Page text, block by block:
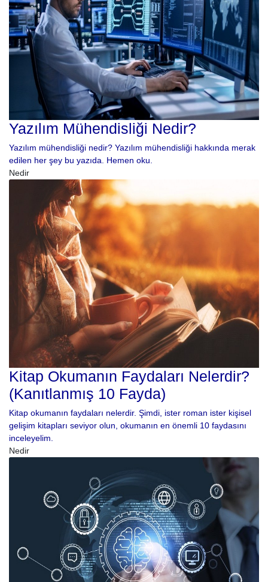
Yazılım Mühendisliği Nedir?
Yazılım mühendisliği nedir? Yazılım mühendisliği hakkında merak
edilen her şey bu yazıda. Hemen oku.
Nedir
Kitap Okumanın Faydaları Nelerdir?
(Kanıtlanmış 10 Fayda)
Kitap okumanın faydaları nelerdir. Şimdi, ister roman ister kişisel
gelişim kitapları seviyor olun, okumanın en önemli 10 faydasını
inceleyelim.
Nedir